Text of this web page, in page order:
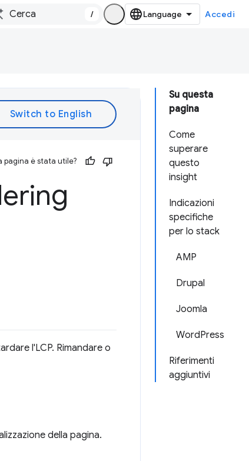
/ Accedi
Su questa
pagina
Come
superare
questo
insight
Indicazioni
specifiche
per lo stack
AMP
Drupal
Joomla
WordPress
Riferimenti
aggiuntivi
pagina è stata utile?
l'LCP. Rimandare o
della pagina.